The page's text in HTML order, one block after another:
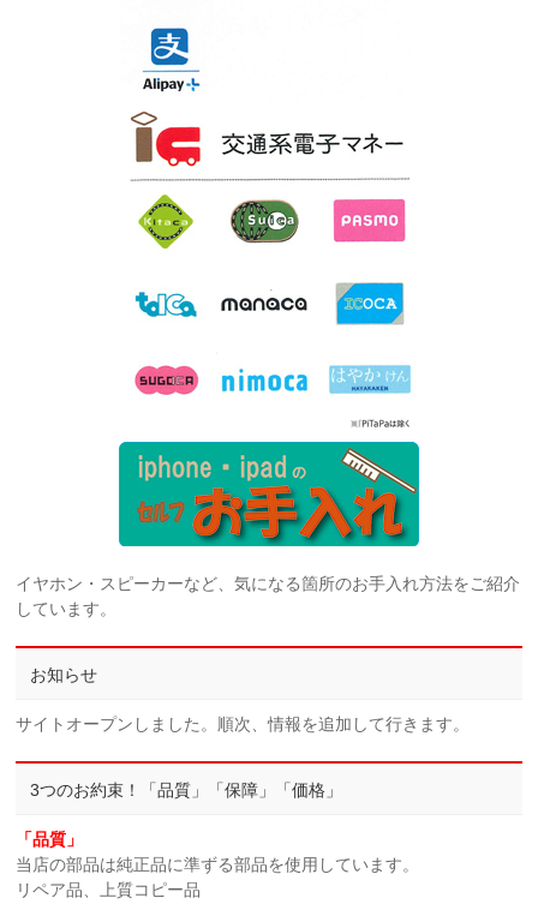
イヤホン・スピーカーなど、気になる箇所のお手入れ方法をご紹介
しています。
お知らせ
サイトオープンしました。順次、情報を追加して行きます。
3つのお約束！「品質」「保障」「価格」
「品質」
当店の部品は純正品に準ずる部品を使用しています。
リペア品、上質コピー品